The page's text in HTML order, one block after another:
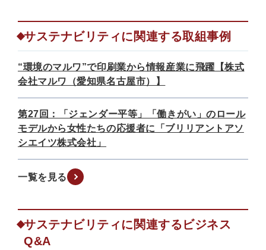
サステナビリティに関連する取組事例
“環境のマルワ”で印刷業から情報産業に飛躍【株式
会社マルワ（愛知県名古屋市）】
第27回：「ジェンダー平等」「働きがい」のロール
モデルから女性たちの応援者に「ブリリアントアソ
シエイツ株式会社」
一覧を見る
サステナビリティに関連するビジネス
Q&A